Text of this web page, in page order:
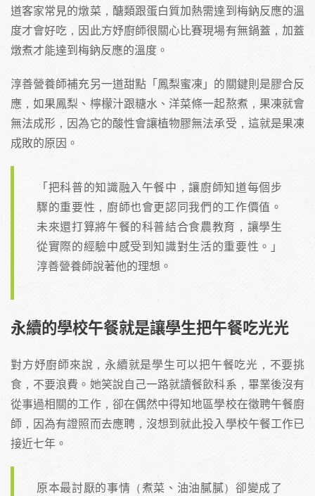
道客家常見的燉菜，醣類跟蛋白質加熱需達到梅鈉反應的溫
度才會好吃，因此方妤廚師很關心比賽現場有無鍋蓋，加蓋
燉煮才能達到梅鈉反應的溫度。
淳善營養師補充另一道甜點「鳳梨蜜凍」的關鍵則是膠合反
應，如果鳳梨、檸檬汁跟糖水、洋菜條一起熬煮，果凍就會
無法成形，因為它的酸性會讓植物膠無法承受，這就是果凍
成敗的原因。
「把科普的知識融入午餐中，讓廚師知道每個步
驟的重要性，廚師也會更認同我們的工作價值。
未來還打算將午餐的科普結合食農教育，讓學生
從實際的經驗中感受到知識對生活的重要性。」
淳善營養師說著他的理想。
永續的學校午餐就是讓學生把午餐吃光光
對方妤廚師來說，永續就是學生可以把午餐吃光，不要挑
食，不要浪費。她笑說自己一路就讀餐飲科系，畢業後沒有
從事過相關的工作，卻在偶然中得知地區學校在徵聘午餐廚
師，因為有證照而去應聘，沒想到就此投入學校午餐工作已
接近七年。
原本最討厭的事情（煮菜、油油膩膩）卻變成了